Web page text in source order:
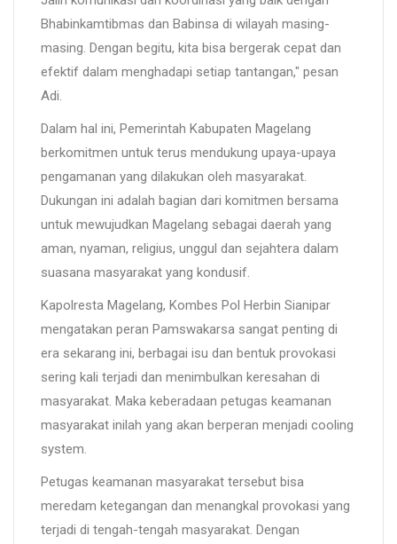
Bhabinkamtibmas dan Babinsa di wilayah masing-
masing. Dengan begitu, kita bisa bergerak cepat dan
efektif dalam menghadapi setiap tantangan," pesan
Adi.
Dalam hal ini, Pemerintah Kabupaten Magelang
berkomitmen untuk terus mendukung upaya-upaya
pengamanan yang dilakukan oleh masyarakat.
Dukungan ini adalah bagian dari komitmen bersama
untuk mewujudkan Magelang sebagai daerah yang
aman, nyaman, religius, unggul dan sejahtera dalam
suasana masyarakat yang kondusif.
Kapolresta Magelang, Kombes Pol Herbin Sianipar
mengatakan peran Pamswakarsa sangat penting di
era sekarang ini, berbagai isu dan bentuk provokasi
sering kali terjadi dan menimbulkan keresahan di
masyarakat. Maka keberadaan petugas keamanan
masyarakat inilah yang akan berperan menjadi cooling
system.
Petugas keamanan masyarakat tersebut bisa
meredam ketegangan dan menangkal provokasi yang
terjadi di tengah-tengah masyarakat. Dengan